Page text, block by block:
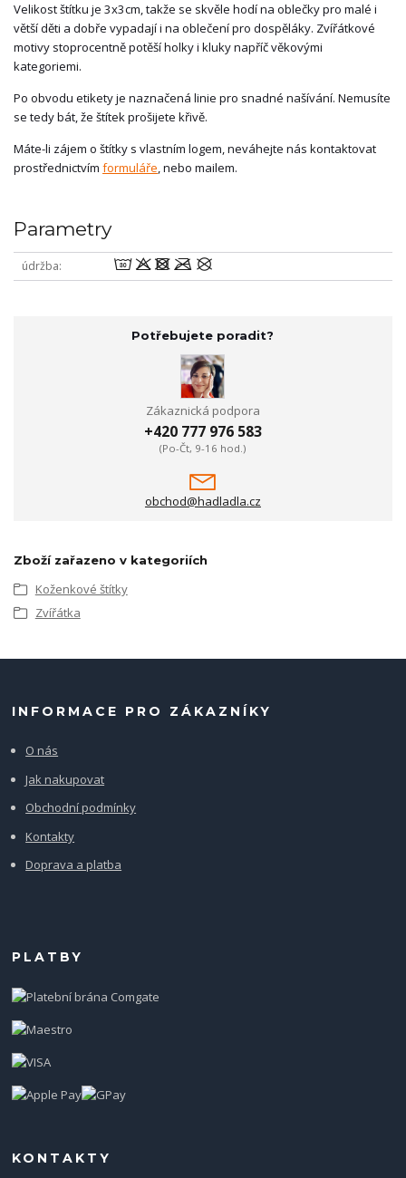
Velikost štítku je 3x3cm, takže se skvěle hodí na oblečky pro malé i
větší děti a dobře vypadají i na oblečení pro dospěláky. Zvířátkové
motivy stoprocentně potěší holky i kluky napříč věkovými
kategoriemi.
Po obvodu etikety je naznačená linie pro snadné našívání. Nemusíte
se tedy bát, že štítek prošijete křivě.
Máte-li zájem o štítky s vlastním logem, neváhejte nás kontaktovat
prostřednictvím formuláře, nebo mailem.
Parametry
údržba wodmU
Potřebujete poradit?
Zákaznická podpora
+420 777 976 583
(Po-Čt, 9-16 hod.)
obchod@hadladla.cz
Zboží zařazeno v kategoriích
Koženkové štítky
Zvířátka
INFORMACE PRO ZÁKAZNÍKY
O nás
Jak nakupovat
Obchodní podmínky
Kontakty
Doprava a platba
PLATBY
KONTAKTY